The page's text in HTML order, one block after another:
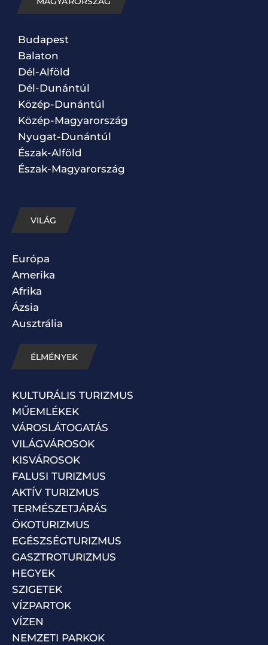
Budapest
Balaton
Dél-Alföld
Dél-Dunántúl
Közép-Dunántúl
Közép-Magyarország
Nyugat-Dunántúl
Észak-Alföld
Észak-Magyarország
VILÁG
Európa
Amerika
Afrika
Ázsia
Ausztrália
ÉLMÉNYEK
KULTURÁLIS TURIZMUS
MŰEMLÉKEK
VÁROSLÁTOGATÁS
VILÁGVÁROSOK
KISVÁROSOK
FALUSI TURIZMUS
AKTÍV TURIZMUS
TERMÉSZETJÁRÁS
ÖKOTURIZMUS
EGÉSZSÉGTURIZMUS
GASZTROTURIZMUS
HEGYEK
SZIGETEK
VÍZPARTOK
VÍZEN
NEMZETI PARKOK